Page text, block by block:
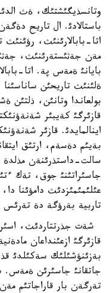
وتانسذيگئشتئك، ةث
باستالادئ. ال تاريح
اتا-بابالارئنئث،
مةن جةثئستةرئنئث،
بايانئ ةمةس پة. اتا-
ةلئنئث تاريحئن
بولعاندا وتانئن، ذلتئن
قازئرگئ كةيبئر
اينالمايدئ. قازئر
بةيئم دةسةم، ارتئق
سالت-داستذرئنةن مذلدة
جاسئراتئنئ جوق، تةك
عئلئمئمئزدئث دامؤئنا
تاربية بةرؤگة دة تةرئس
شةت جذرتتاردئث،
قازئرگئ ازعئنداعان
بةزئنؤشئلئك سةكئلدئ
جاتقانئ جاسئرئن ةمةس.
تةرگةن بار قاراجاتئم